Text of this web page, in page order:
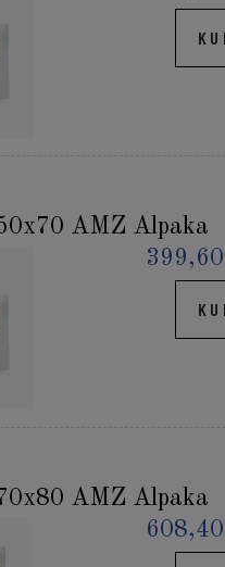
AMZ Alpaka
399,60
AMZ Alpaka
608,40